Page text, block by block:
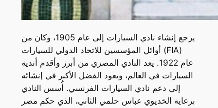
يرجع إنشاء نادي السيارات إلى عام 1905، وكان من
أوائل المؤسسين للاتحاد الدولي للسيارات (FIA)
عام 1922. يعد النادي المصري من أبرز وأقدم أندية
السيارات في العالم، ويعود الفضل الأكبر في إنشائه
إلى دعم نادي السيارات الفرنسي. أُسس النادي
برعاية الخديوي عباس حلمي الثاني، الذي حكم مصر